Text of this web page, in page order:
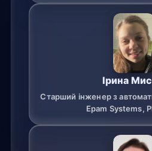
Ірина
Старший інженер з
Epam Systems,